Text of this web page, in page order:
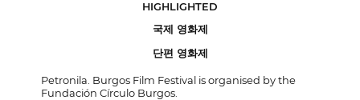
HIGHLIGHTED
국제 영화제
단편 영화제
Petronila. Burgos Film Festival is organised by the
Fundación Círculo Burgos.